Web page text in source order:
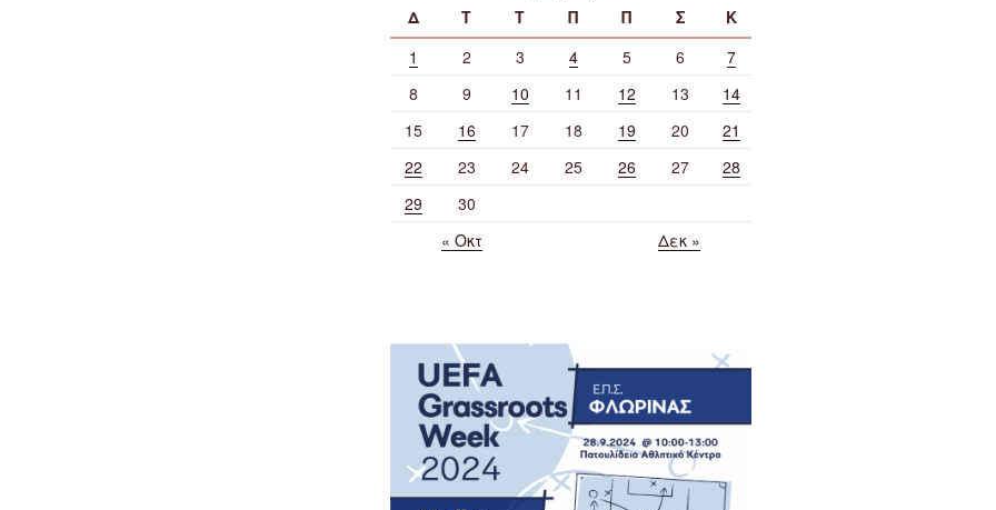
Δ
Τ Τ Π Π Σ
Κ
1
2 3 4 5 6
7
8
9 10 11 12 13
14
15
16 17 18 19 20
21
22
23 24 25 26 27
28
29
30
« Οκτ
Δεκ »